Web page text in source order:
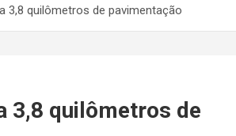
3,8 quilômetros de pavimentação
3,8 quilômetros de